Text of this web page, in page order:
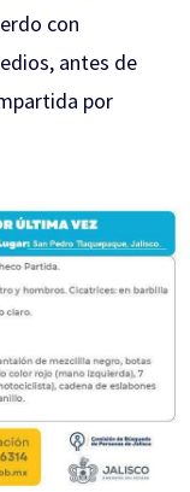
con
antes de
por